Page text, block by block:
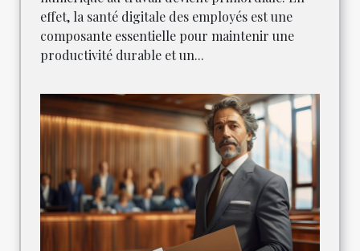
effet, la santé digitale des employés est une
composante essentielle pour maintenir une
productivité durable et un...